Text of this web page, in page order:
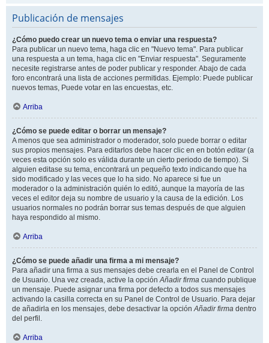
Publicación de mensajes
¿Cómo puedo crear un nuevo tema o enviar una respuesta?
Para publicar un nuevo tema, haga clic en "Nuevo tema". Para publicar
una respuesta a un tema, haga clic en "Enviar respuesta". Seguramente
necesite registrarse antes de poder publicar y responder. Abajo de cada
foro encontrará una lista de acciones permitidas. Ejemplo: Puede publicar
nuevos temas, Puede votar en las encuestas, etc.
Arriba
¿Cómo se puede editar o borrar un mensaje?
A menos que sea administrador o moderador, solo puede borrar o editar
sus propios mensajes. Para editarlos debe hacer clic en en botón editar(a
veces esta opción solo es válida durante un cierto periodo de tiempo). Si
alguien editase su tema, encontrará un pequeño texto indicando que ha
sido modificado y las veces que lo ha sido. No aparece si fue un
moderador o la administración quién lo editó, aunque la mayoría de las
veces el editor deja su nombre de usuario y la causa de la edición. Los
usuarios normales no podrán borrar sus temas después de que alguien
haya respondido al mismo.
Arriba
¿Cómo se puede añadir una firma a mi mensaje?
Para añadir una firma a sus mensajes debe crearla en el Panel de Control
de Usuario. Una vez creada, active la opciónAñadir firma cuando publique
un mensaje. Puede asignar una firma por defecto a todos sus mensajes
activando la casilla correcta en su Panel de Control de Usuario. Para dejar
de añadirla en los mensajes, debe desactivar la opciónAñadir firma dentro
del perfil.
Arriba